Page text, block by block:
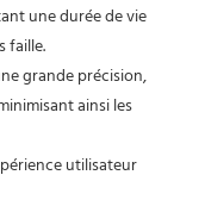
une durée de vie
faille.
grande précision,
ainsi les
utilisateur